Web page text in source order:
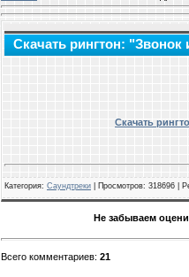
Скачать рингтон:
Скачать
Категория: Саундтреки Просмотров: 318696 |
Не забываем
Всего комментариев: 21